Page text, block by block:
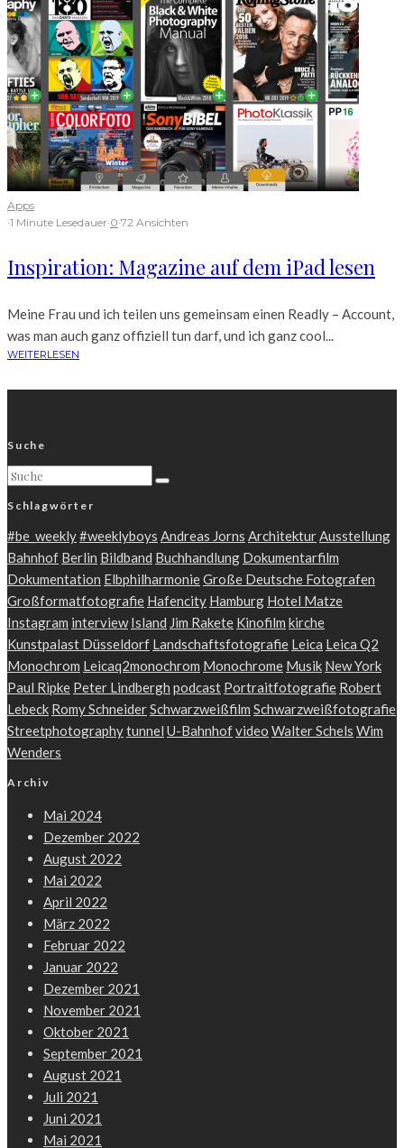
Apps
·1 Minute Lesedauer·0·72 Ansichten
Inspiration: Magazine auf dem iPad lesen
Meine Frau und ich teilen uns gemeinsam einen Readly – Account,
was man auch ganz offiziell tun darf, und ich ganz cool...
WEITERLESEN
Suche
Schlagwörter
#be_weekly#weeklyboys Andreas Jorns ArchitekturAusstellung
Bahnhof Berlin Bildband Buchhandlung Dokumentarfilm
Dokumentation ElbphilharmonieGroße Deutsche Fotografen
Großformatfotografie Hafencity Hamburg Hotel Matze
Instagram interview Island Jim Rakete Kinofilm kirche
Kunstpalast Düsseldorf Landschaftsfotografie Leica Leica Q2
Monochrom Leicaq2monochrom Monochrome Musik New York
Paul Ripke Peter Lindbergh podcast Portraitfotografie Robert
Lebeck Romy SchneiderSchwarzweißfilm Schwarzweißfotografie
Streetphotographytunnel U-Bahnhofvideo Walter Schels Wim
Wenders
Archiv
Mai 2024
Dezember 2022
August 2022
Mai 2022
April 2022
März 2022
Februar 2022
Januar 2022
Dezember 2021
November 2021
Oktober 2021
September 2021
August 2021
Juli 2021
Juni 2021
Mai 2021